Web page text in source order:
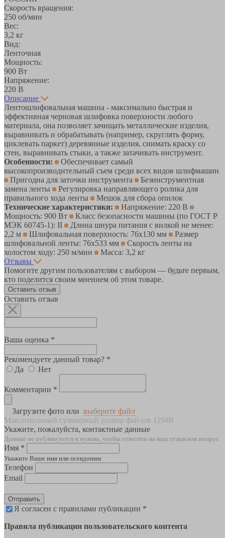
Скорость вращения:
250 об/мин
Вес:
3,2 кг
Вид:
Ленточная
Мощность:
900 Вт
Напряжение:
220 В
Описание
Лентошлифовальная машина - максимально быстрая и
эффективная черновая шлифовка поверхности любого
материала, она позволяет зачищать металлические изделия,
выравнивать и обрабатывать (например, скруглять форму,
циклевать паркет) деревянные изделия, снимать краску со
стен, выравнивать стыки, а также затачивать инструмент.
Особенности:
Обеспечивает самый
высокопроизводительный съем среди всех видов шлифмашин
Пригодна для заточки инструмента
Безинструментная
замена ленты
Регулировка направляющего ролика для
правильного хода ленты
Мешок для сбора опилок
Технические характеристики:
Напряжение: 220 В
Мощность: 900 Вт
Класс безопасности машины (по ГОСТ Р
МЭК 60745-1): II
Длина шнура питания с вилкой не менее:
2,2 м
Шлифовальная поверхность: 76х130 мм
Размер
шлифовальной ленты: 76х533 мм
Скорость ленты на
холостом ходу: 250 м/мин
Масса: 3,2 кг
Отзывы
Помогите другим пользователям с выбором — будьте первым,
кто поделится своим мнением об этом товаре.
Оставить отзыв
Оставить отзыв
Ваша оценка *
Рекомендуете данный товар? *
Да
Нет
Комментарии *
Загрузите фото или выберите файл
Максимальный суммарный размер файлов 12MB
Укажите, пожалуйста, контактные данные
Данные не публикуются и нужны, чтобы ответить на ваш отзыв или вопрос
Имя *
Укажите Ваше имя или псевдоним
Телефон
Email
Отправить
Я согласен с правилами публикации *
Правила публикации пользовательского контента